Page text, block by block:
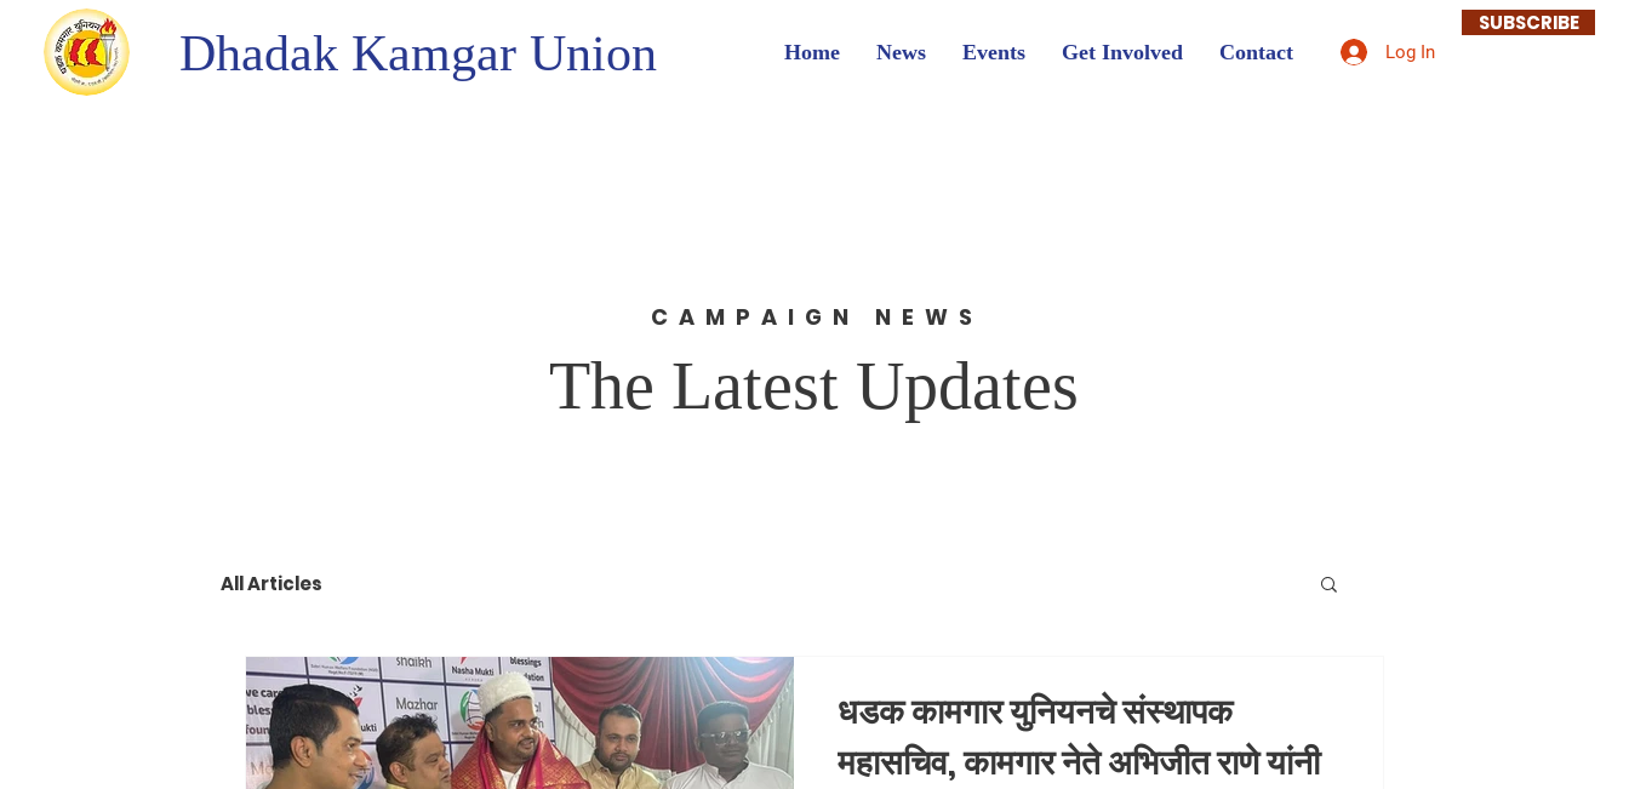
Dhadak Kamgar Union Home News Events Get Involved Contact Log In
SUBSCRIBE
CAMPAIGN NEWS
The Latest Updates
All Articles
धडक कामगार युनियनचे संस्थापक
महासचिव, कामगार नेते अभिजीत राणे यांनी